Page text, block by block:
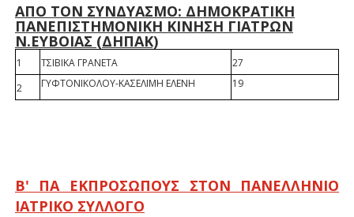
ΑΠΟ ΤΟΝ ΣΥΝΔΥΑΣΜΟ: ΔΗΜΟΚΡΑΤΙΚΗ
ΠΑΝΕΠΙΣΤΗΜΟΝΙΚΗ ΚΙΝΗΣΗ ΓΙΑΤΡΩΝ
Ν.ΕΥΒΟΙΑΣ (ΔΗΠΑΚ)
1 ΤΣΙΒΙΚΑ ΓΡΑΝΕΤΑ
27
2
ΓΥΦΤΟΝΙΚΟΛΟΥ-ΚΑΣΕΛΙΜΗ ΕΛΕΝΗ 19
Β' ΠΑ ΕΚΠΡΟΣΩΠΟΥΣ ΣΤΟΝ ΠΑΝΕΛΛΗΝΙΟ
ΙΑΤΡΙΚΟ ΣΥΛΛΟΓΟ